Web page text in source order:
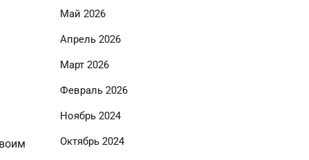
Май 2026
Апрель 2026
Март 2026
Февраль 2026
Ноябрь 2024
Октябрь 2024